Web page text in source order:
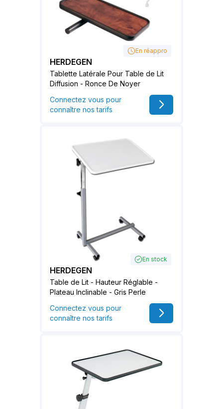
En réappro
HERDEGEN
Tablette Latérale Pour Table de Lit
Diffusion - Ronce De Noyer
Connectez vous pour
connaître nos tarifs
En stock
HERDEGEN
Table de Lit - Hauteur Réglable -
Plateau Inclinable - Gris Perle
Connectez vous pour
connaître nos tarifs